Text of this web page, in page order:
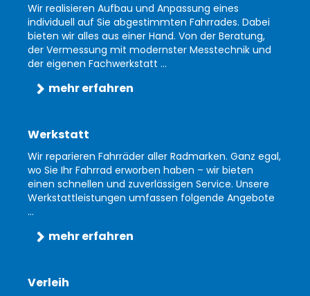
Wir realisieren Aufbau und Anpassung eines
individuell auf Sie abgestimmten Fahrrades. Dabei
bieten wir alles aus einer Hand. Von der Beratung,
der Vermessung mit modernster Messtechnik und
der eigenen Fachwerkstatt ...
mehr erfahren
Werkstatt
Wir reparieren Fahrräder aller Radmarken. Ganz egal,
wo Sie Ihr Fahrrad erworben haben – wir bieten
einen schnellen und zuverlässigen Service. Unsere
Werkstattleistungen umfassen folgende Angebote
...
mehr erfahren
Verleih